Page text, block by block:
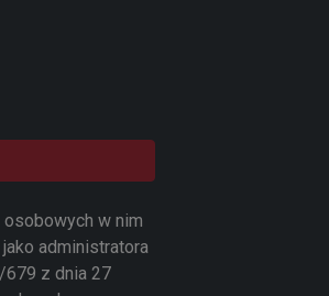
w nim
administratora
679 z dnia 27